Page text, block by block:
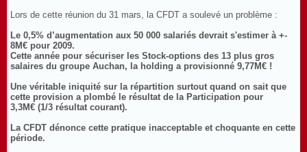
Lors de cette réunion du 31 mars, la CFDT a soulevé un problème :
Le 0,5% d’augmentation aux 50 000 salariés devrait s'estimer à +-
8M€ pour 2009.
Cette année pour sécuriser les Stock-options des 13 plus gros
salaires du groupe Auchan, la holding a provisionné 9,77M€ !
Une véritable iniquité sur la répartition surtout quand on sait que
cette provision a plombé le résultat de la Participation pour
3,3M€ (1/3 résultat courant).
La CFDT dénonce cette pratique inacceptable et choquante en cette
période.